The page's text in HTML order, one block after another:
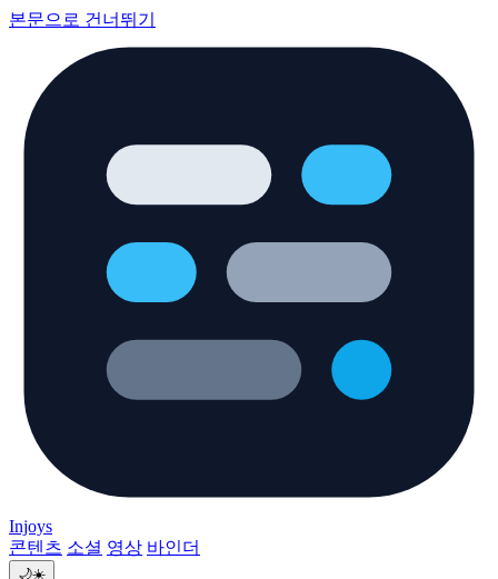
본문으로 건너뛰기
Injoys
콘텐츠 소셜 영상 바인더
🌙☀️